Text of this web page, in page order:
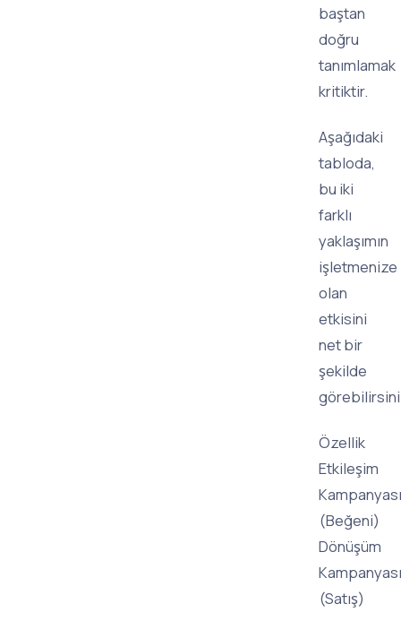
baştan
doğru
tanımlamak
kritiktir.
Aşağıdaki
tabloda,
bu iki
farklı
yaklaşımın
işletmenize
olan
etkisini
net bir
şekilde
Özellik
Etkileşim
Kampanyası
(Beğeni)
Dönüşüm
Kampanyası
(Satış)